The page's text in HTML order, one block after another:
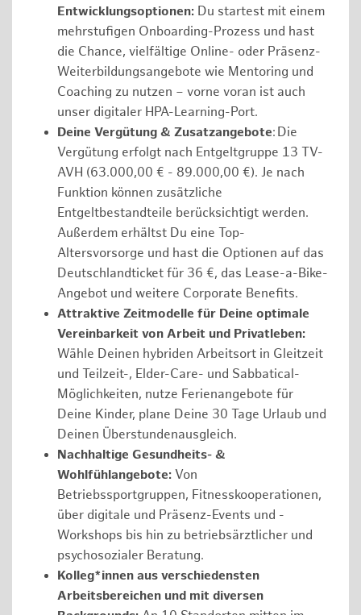
Entwicklungsoptionen: Du startest mit einem
mehrstufigen Onboarding-Prozess und hast
die Chance, vielfältige Online- oder Präsenz-
Weiterbildungsangebote wie Mentoring und
Coaching zu nutzen – vorne voran ist auch
unser digitaler HPA-Learning-Port.
Deine Vergütung & Zusatzangebote: Die
Vergütung erfolgt nach Entgeltgruppe 13 TV-
AVH (63.000,00 € - 89.000,00 €). Je nach
Funktion können zusätzliche
Entgeltbestandteile berücksichtigt werden.
Außerdem erhältst Du eine Top-
Altersvorsorge und hast die Optionen auf das
Deutschlandticket für 36 €, das Lease-a-Bike-
Angebot und weitere Corporate Benefits.
Attraktive Zeitmodelle für Deine optimale
Vereinbarkeit von Arbeit und Privatleben:
Wähle Deinen hybriden Arbeitsort in Gleitzeit
und Teilzeit-, Elder-Care- und Sabbatical-
Möglichkeiten, nutze Ferienangebote für
Deine Kinder, plane Deine 30 Tage Urlaub und
Deinen Überstundenausgleich.
Nachhaltige Gesundheits- &
Wohlfühlangebote: Von
Betriebssportgruppen, Fitnesskooperationen,
über digitale und Präsenz-Events und -
Workshops bis hin zu betriebsärztlicher und
psychosozialer Beratung.
Kolleg*innen aus verschiedensten
Arbeitsbereichen und mit diversen